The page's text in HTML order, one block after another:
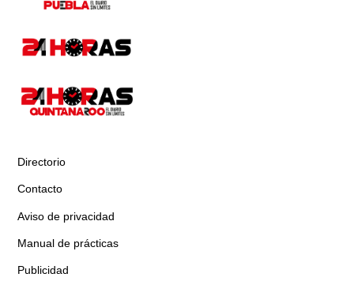
Directorio
Contacto
Aviso de privacidad
Manual de prácticas
Publicidad